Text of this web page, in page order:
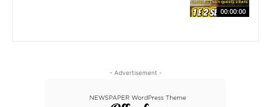
00:00:00
- Advertisement -